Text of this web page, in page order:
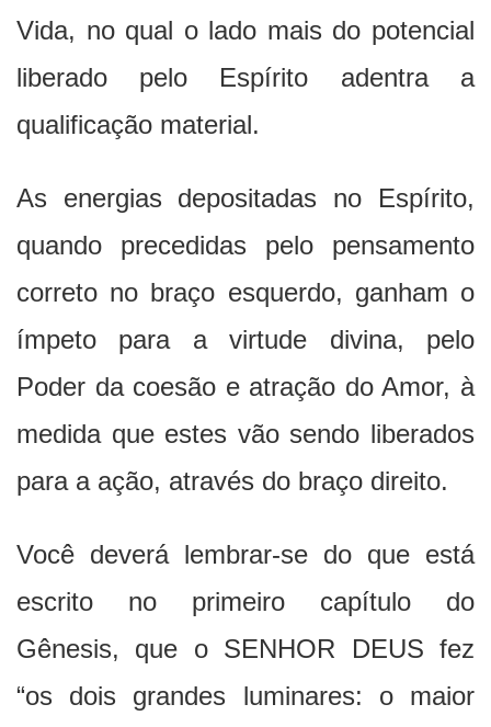
Vida, no qual o lado mais do potencial
liberado pelo Espírito adentra a
qualificação material.
As energias depositadas no Espírito,
quando precedidas pelo pensamento
correto no braço esquerdo, ganham o
ímpeto para a virtude divina, pelo
Poder da coesão e atração do Amor, à
medida que estes vão sendo liberados
para a ação, através do braço direito.
Você deverá lembrar-se do que está
escrito no primeiro capítulo do
Gênesis, que o SENHOR DEUS fez
“os dois grandes luminares: o maior